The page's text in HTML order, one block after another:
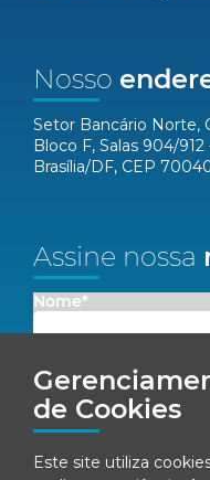
de Cookies
Este site utiliza
Nosso
Setor Bancário Norte,
Bloco F, Salas 904/912
Brasília/DF, CEP
Assine nossa
Nome*
Concordo em receber